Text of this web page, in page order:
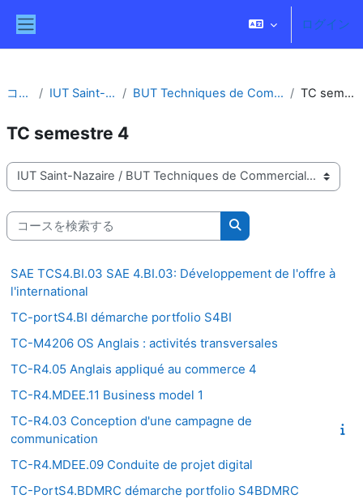
ログイン
コース IUT Saint-Nazaire BUT Techniques de Commercialisation TC semestre 4
TC semestre 4
コースカテゴリ
コースを検索する
コースを検索する
SAE TCS4.BI.03 SAE 4.BI.03: Développement de l'offre à
l'international
TC-portS4.BI démarche portfolio S4BI
TC-M4206 OS Anglais : activités transversales
TC-R4.05 Anglais appliqué au commerce 4
TC-R4.MDEE.11 Business model 1
TC-R4.03 Conception d'une campagne de
communication
TC-R4.MDEE.09 Conduite de projet digital
TC-PortS4.BDMRC démarche portfolio S4BDMRC